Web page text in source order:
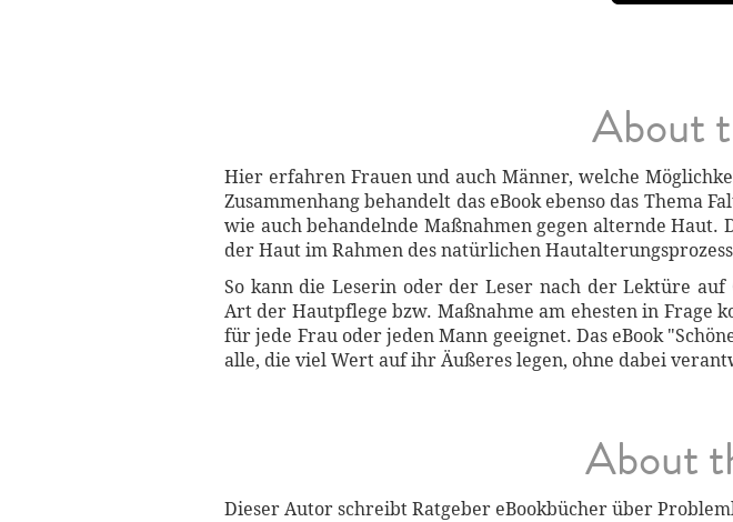
About
Hier erfahren Frauen und auch Männer, welche
Zusammenhang behandelt das eBook ebenso das Thema
wie auch behandelnde Maßnahmen gegen alternde
der Haut im Rahmen des natürlichen
So kann die Leserin oder der Leser nach der Lektüre
Art der Hautpflege bzw. Maßnahme am ehesten in Frage
für jede Frau oder jeden Mann geeignet. Das eBook
alle, die viel Wert auf ihr Äußeres legen, ohne dabei
About
Dieser Autor schreibt Ratgeber eBookbücher über